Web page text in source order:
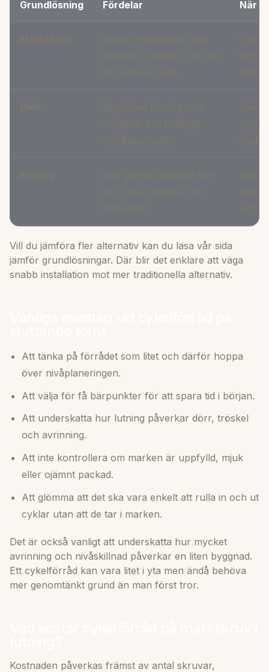
Grundlösning Fördelar När
Vill du jämföra fler alternativ kan du läsa vår sida
jämför grundlösningar. Där blir det enklare att väga
snabb installation mot mer traditionella alternativ.
Att tänka på förrådet som litet och därför hoppa
över nivåplaneringen.
Att välja för få bärpunkter för att spara tid i början.
Att underskatta hur lutning påverkar dörr, tröskel
och avrinning.
Att inte kontrollera om marken är uppfylld, mjuk
eller ojämnt packad.
Att glömma att det ska vara enkelt att rulla in och ut
cyklar utan att de tar i marken.
Det är också vanligt att underskatta hur mycket
avrinning och nivåskillnad påverkar en liten byggnad.
Ett cykelförråd kan vara litet i yta men ändå behöva
mer genomtänkt grund än man först tror.
Kostnaden påverkas främst av antal skruvar,